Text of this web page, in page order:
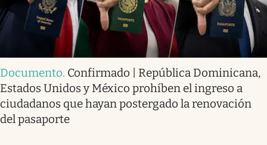
Documento. Confirmado | República Dominicana,
Estados Unidos y México prohíben el ingreso a
ciudadanos que hayan postergado la renovación
del pasaporte